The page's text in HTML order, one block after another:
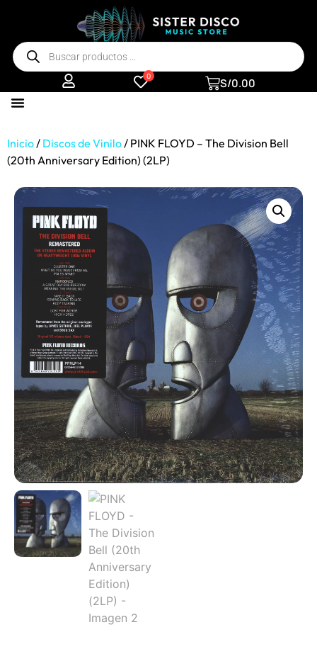
0 S/0.00
Inicio/ Discos de Vinilo/ PINK FLOYD – The Division Bell
(20th Anniversary Edition) (2LP)